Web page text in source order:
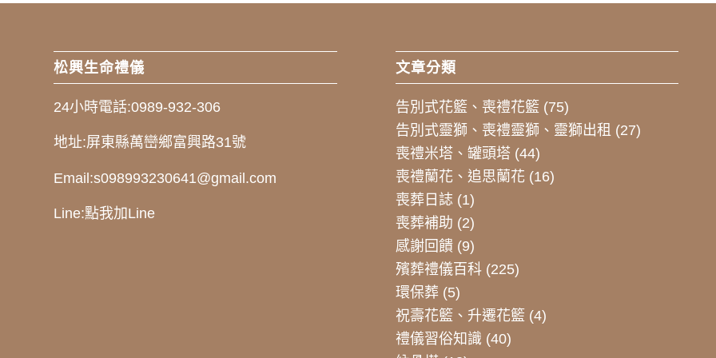
松興生命禮儀
24小時電話:0989-932-306
地址:屏東縣萬巒鄉富興路31號
Email:s098993230641@gmail.com
Line:點我加Line
文章分類
告別式花籃、喪禮花籃 (75)
告別式靈獅、喪禮靈獅、靈獅出租 (27)
喪禮米塔、罐頭塔 (44)
喪禮蘭花、追思蘭花 (16)
喪葬日誌 (1)
喪葬補助 (2)
感謝回饋(9)
殯葬禮儀百科(225)
環保葬(5)
祝壽花籃、升遷花籃 (4)
禮儀習俗知識 (40)